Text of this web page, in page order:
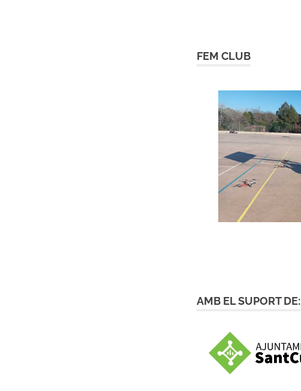
FEM CLUB
AMB EL SUPORT DE: